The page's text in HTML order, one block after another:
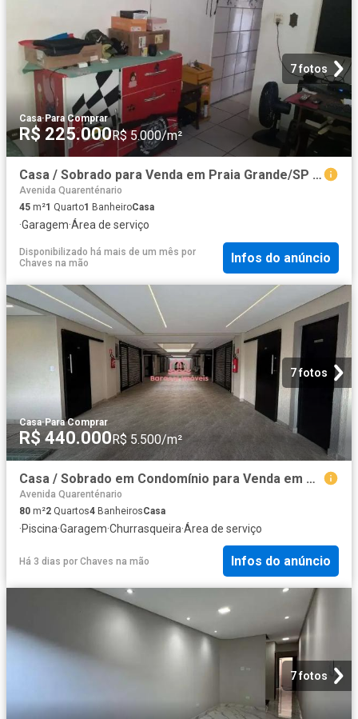
7 fotos
Casa· Para Comprar
R$ 225.000R$ 5.000/m²
Casa / Sobrado para Venda em Praia Grande/SP Guilhermina 1 Quartos
Avenida Quarenténario
45 m²1 Quarto1 BanheiroCasa
·Garagem·Área de serviço
Disponibilizado há mais de um mês por
Chaves na mão
Infos do anúncio
7 fotos
Casa·Para Comprar
R$ 440.000R$ 5.500/m²
Casa / Sobrado em Condomínio para Venda em Praia Grande/SP Tupi 2 Quartos
Avenida Quarenténario
80 m²2 Quartos4 BanheirosCasa
·Piscina·Garagem·Churrasqueira·Área de serviço
Há 3 dias por Chaves na mão Infos do anúncio
7 fotos